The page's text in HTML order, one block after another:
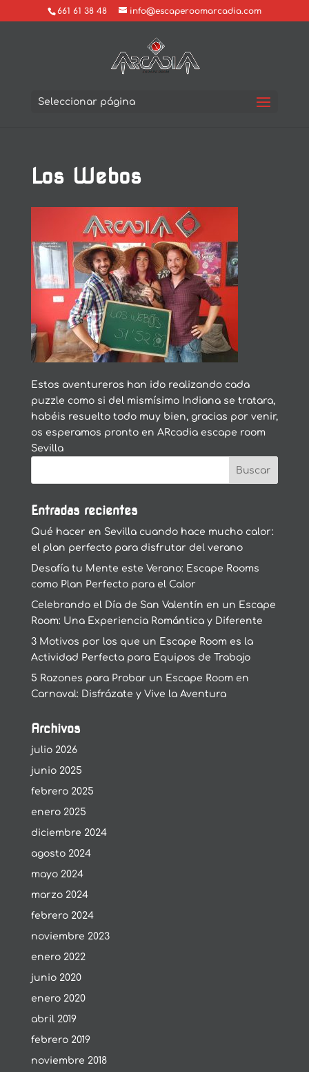
661 61 38 48 info@escaperoomarcadia.com
Seleccionar página
Los Webos
Estos aventureros han ido realizando cada
puzzle como si del mismísimo Indiana se tratara,
habéis resuelto todo muy bien, gracias por venir,
os esperamos pronto en ARcadia escape room
Sevilla
Entradas recientes
Qué hacer en Sevilla cuando hace mucho calor:
el plan perfecto para disfrutar del verano
Desafía tu Mente este Verano: Escape Rooms
como Plan Perfecto para el Calor
Celebrando el Día de San Valentín en un Escape
Room: Una Experiencia Romántica y Diferente
3 Motivos por los que un Escape Room es la
Actividad Perfecta para Equipos de Trabajo
5 Razones para Probar un Escape Room en
Carnaval: Disfrázate y Vive la Aventura
Archivos
julio 2026
junio 2025
febrero 2025
enero 2025
diciembre 2024
agosto 2024
mayo 2024
marzo 2024
febrero 2024
noviembre 2023
enero 2022
junio 2020
enero 2020
abril 2019
febrero 2019
noviembre 2018